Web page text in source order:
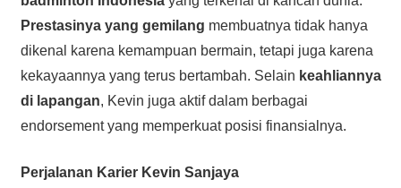
Prestasinya yang gemilang membuatnya tidak hanya
dikenal karena kemampuan bermain, tetapi juga karena
kekayaannya yang terus bertambah. Selain keahliannya
di lapangan, Kevin juga aktif dalam berbagai
endorsement yang memperkuat posisi finansialnya.
Perjalanan Karier Kevin Sanjaya